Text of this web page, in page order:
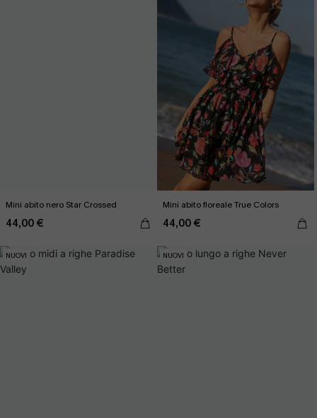
Mini abito nero Star Crossed
44,00 €
Mini abito floreale True Colors
44,00 €
NUOVI NUOVI